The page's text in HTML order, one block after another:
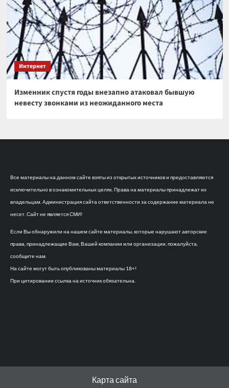
Интернет
Изменник спустя годы внезапно атаковал бывшую
невесту звонками из неожиданного места
Все материалы на данном сайте взяты из открытых источников и предоставляются
исключительно в ознакомительных целях. Права на материалы принадлежат их
владельцам. Администрация сайта ответственности за содержание материала не
несет. Сайт не является СМИ!
Если Вы обнаружили на нашем сайте материалы, которые нарушают авторские
права, принадлежащие Вам, Вашей компании или организации, пожалуйста,
сообщите нам.
На сайте могут быть опубликованы материалы 18+!
При цитировании ссылка на источник обязательна.
Карта сайта